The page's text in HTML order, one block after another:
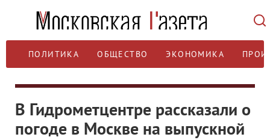
ПОЛИТИКА ОБЩЕСТВО ЭКОНОМИКА
В Гидрометцентре рассказали о
погоде в Москве на выпускной